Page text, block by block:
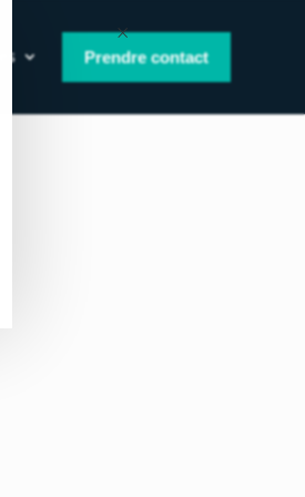
Prendre contact
×